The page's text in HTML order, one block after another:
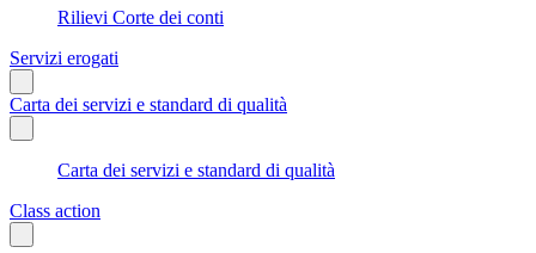
Rilievi Corte dei conti
Servizi erogati
Carta dei servizi e standard di qualità
Carta dei servizi e standard di qualità
Class action